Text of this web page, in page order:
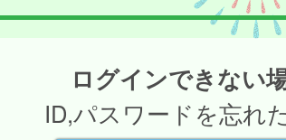
ログインできない
ID,パスワードを忘れ